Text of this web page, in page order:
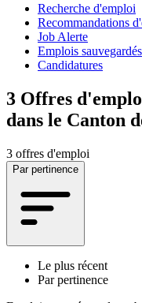
Recherche d'emploi
Recommandations
Job Alerte
Emplois sauvegardés
Candidatures
3 Offres
dans le Canton
3 offres d'emploi
Par pertinence
Le plus récent
Par pertinence